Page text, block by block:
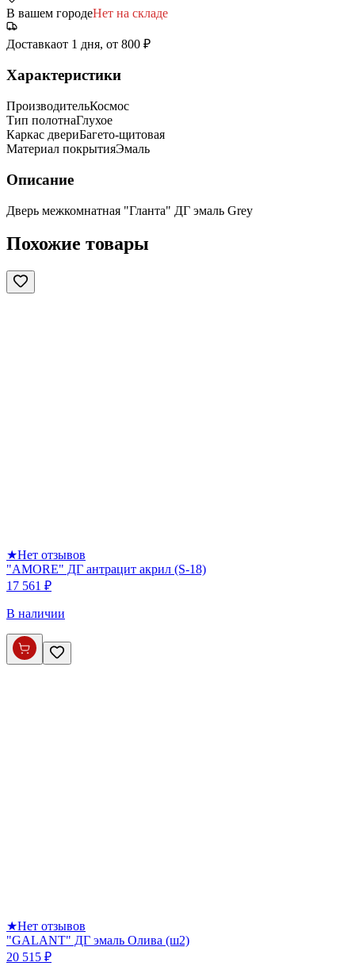
В вашем городеНет на складе
Доставкаот 1 дня, от 800 ₽
Характеристики
ПроизводительКосмос
Тип полотнаГлухое
Каркас двериБагето-щитовая
Материал покрытияЭмаль
Описание
Дверь межкомнатная "Гланта" ДГ эмаль Grey
Похожие товары
★Нет отзывов
"AMORE" ДГ антрацит акрил (S-18)
17 561 ₽
В наличии
★Нет отзывов
"GALANT" ДГ эмаль Олива (ш2)
20 515 ₽